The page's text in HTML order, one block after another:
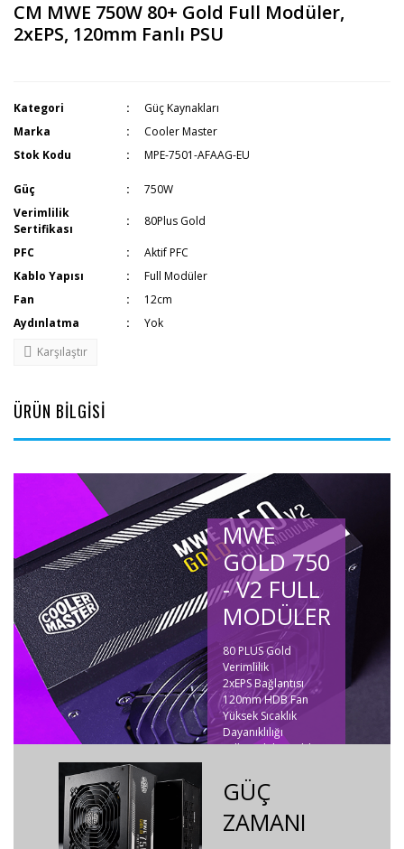
CM MWE 750W 80+ Gold Full Modüler,
2xEPS, 120mm Fanlı PSU
Kategori
Güç Kaynakları
Marka
Cooler Master
Stok Kodu
MPE-7501-AFAAG-EU
Güç
750W
Verimlilik
Sertifikası
80Plus Gold
PFC
Aktif PFC
Kablo Yapısı
Full Modüler
Fan
12cm
Aydınlatma
Yok
Karşılaştır
ÜRÜN BİLGİSİ
MWE
GOLD 750
- V2 FULL
MODÜLER
80 PLUS Gold
Verimlilik
2xEPS Bağlantısı
120mm HDB Fan
Yüksek Sıcaklık
Dayanıklılığı
Full Modüler Kablo
5 Yıl Garanti
GÜÇ
ZAMANI